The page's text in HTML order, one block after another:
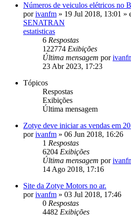
Números de veiculos elétricos no
porivanfm » 19 Jul 2018, 13:01 »
SENATRAN
estatisticas
6 Respostas
122774 Exibições
Última mensagem por
23 Abr 2023, 17:23
Tópicos
Respostas
Exibições
Última mensagem
Zotye deve iniciar as vendas em
porivanfm » 06 Jun 2018, 16:26
1 Respostas
6204 Exibições
Última mensagem por
14 Ago 2018, 17:16
Site da Zotye Motors no ar.
porivanfm » 03 Jul 2018, 17:46
0 Respostas
4482 Exibições